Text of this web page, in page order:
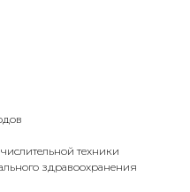
техники
здравоохранения